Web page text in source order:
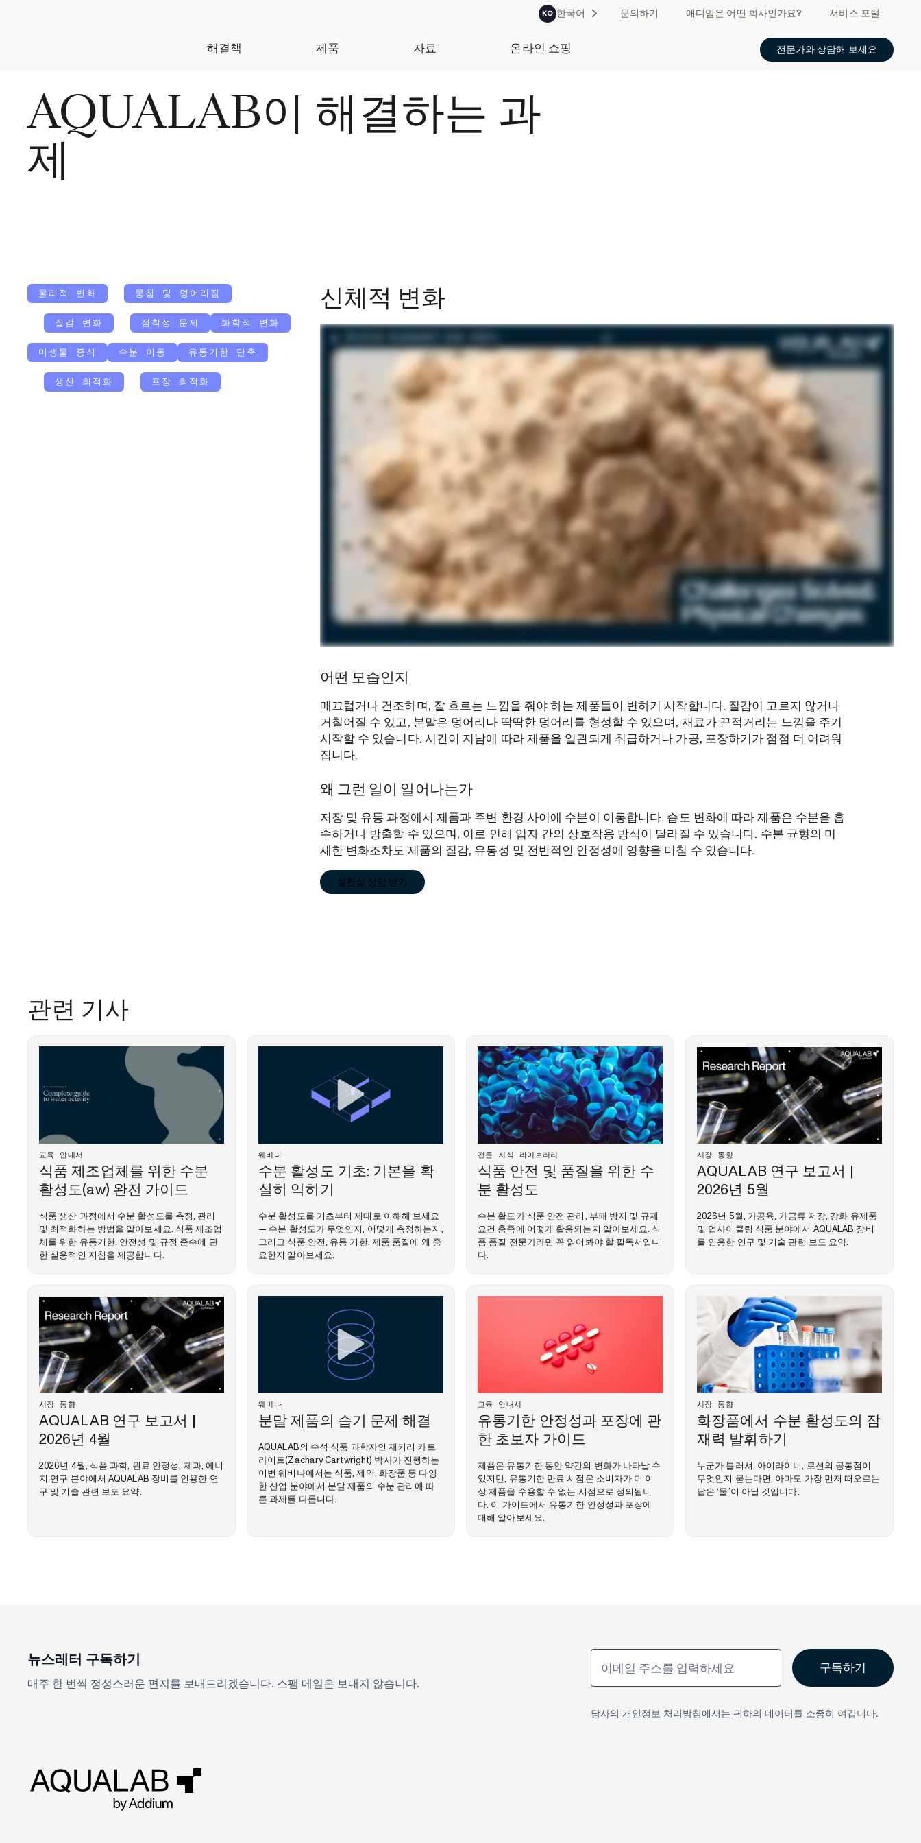
KO 한국어 문의하기 애디엄은 어떤 회사인가요? 서비스 포털
해결책 제품 자료 온라인 쇼핑 전문가와 상담해 보세요
AQUALAB이 해결하는 과
제
물리적 변화 뭉침 및 덩어리짐
질감 변화 점착성 문제 화학적 변화
미생물 증식 수분 이동 유통기한 단축
생산 최적화 포장 최적화
신체적 변화
어떤 모습인지
매끄럽거나 건조하며, 잘 흐르는 느낌을 줘야 하는 제품들이 변하기 시작합니다. 질감이 고르지 않거나
거칠어질 수 있고, 분말은 덩어리나 딱딱한 덩어리를 형성할 수 있으며, 재료가 끈적거리는 느낌을 주기
시작할 수 있습니다. 시간이 지남에 따라 제품을 일관되게 취급하거나 가공, 포장하기가 점점 더 어려워
집니다.
왜 그런 일이 일어나는가
저장 및 유통 과정에서 제품과 주변 환경 사이에 수분이 이동합니다. 습도 변화에 따라 제품은 수분을 흡
수하거나 방출할 수 있으며, 이로 인해 입자 간의 상호작용 방식이 달라질 수 있습니다. 수분 균형의 미
세한 변화조차도 제품의 질감, 유동성 및 전반적인 안정성에 영향을 미칠 수 있습니다.
실험실 상담 받기
관련 기사
교육 안내서
식품 제조업체를 위한 수분
활성도(aw) 완전 가이드
식품 생산 과정에서 수분 활성도를 측정, 관리
및 최적화하는 방법을 알아보세요. 식품 제조업
체를 위한 유통기한, 안전성 및 규정 준수에 관
한 실용적인 지침을 제공합니다.
웨비나
수분 활성도 기초: 기본을 확
실히 익히기
수분 활성도를 기초부터 제대로 이해해 보세요
— 수분 활성도가 무엇인지, 어떻게 측정하는지,
그리고 식품 안전, 유통 기한, 제품 품질에 왜 중
요한지 알아보세요.
전문 지식 라이브러리
식품 안전 및 품질을 위한 수
분 활성도
수분 활도가 식품 안전 관리, 부패 방지 및 규제
요건 충족에 어떻게 활용되는지 알아보세요. 식
품 품질 전문가라면 꼭 읽어봐야 할 필독서입니
다.
시장 동향
AQUALAB 연구 보고서 |
2026년 5월
2026년 5월, 가공육, 가금류 저장, 강화 유제품
및 업사이클링 식품 분야에서 AQUALAB 장비
를 인용한 연구 및 기술 관련 보도 요약.
시장 동향
AQUALAB 연구 보고서 |
2026년 4월
2026년 4월, 식품 과학, 원료 안정성, 제과, 에너
지 연구 분야에서 AQUALAB 장비를 인용한 연
구 및 기술 관련 보도 요약.
웨비나
분말 제품의 습기 문제 해결
AQUALAB의 수석 식품 과학자인 재커리 카트
라이트(Zachary Cartwright) 박사가 진행하는
이번 웨비나에서는 식품, 제약, 화장품 등 다양
한 산업 분야에서 분말 제품의 수분 관리에 따
른 과제를 다룹니다.
교육 안내서
유통기한 안정성과 포장에 관
한 초보자 가이드
제품은 유통기한 동안 약간의 변화가 나타날 수
있지만, 유통기한 만료 시점은 소비자가 더 이
상 제품을 수용할 수 없는 시점으로 정의됩니
다. 이 가이드에서 유통기한 안정성과 포장에
대해 알아보세요.
시장 동향
화장품에서 수분 활성도의 잠
재력 발휘하기
누군가 블러셔, 아이라이너, 로션의 공통점이
무엇인지 묻는다면, 아마도 가장 먼저 떠오르는
답은 ‘물’이 아닐 것입니다.
뉴스레터 구독하기
매주 한 번씩 정성스러운 편지를 보내드리겠습니다. 스팸 메일은 보내지 않습니다.
당사의 개인정보 처리방침에서는 귀하의 데이터를 소중히 여깁니다.